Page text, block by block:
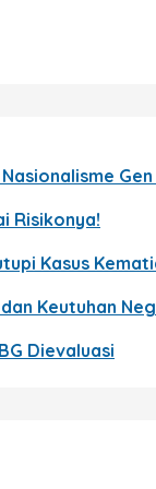
Gen
Risikonya!
Kasus
Keutuhan
Dievaluasi